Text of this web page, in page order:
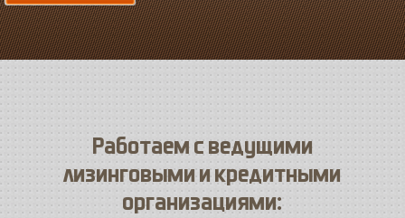
Работаем с ведущими
лизинговыми и кредитными
организациями: